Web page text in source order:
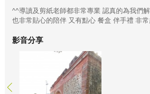
^^導讀及剪紙老師都非常專業 認真的為我們
也非常貼心的陪伴 又有點心 餐盒 伴手禮 非常
影音分享